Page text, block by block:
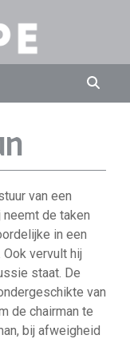
van een
de taken
in een
vervult hij
staat. De
van
de chairman te
bij afweigheid